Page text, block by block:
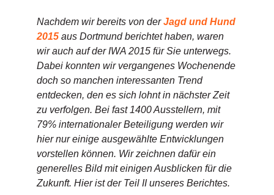
Nachdem wir bereits von derJagd und Hund
2015aus Dortmund berichtet haben, waren
wir auch auf der IWA 2015 für Sie unterwegs.
Dabei konnten wir vergangenes Wochenende
doch so manchen interessanten Trend
entdecken, den es sich lohnt in nächster Zeit
zu verfolgen. Bei fast 1400 Ausstellern, mit
79% internationaler Beteiligung werden wir
hier nur einige ausgewählte Entwicklungen
vorstellen können. Wir zeichnen dafür ein
generelles Bild mit einigen Ausblicken für die
Zukunft. Hier ist der Teil II unseres Berichtes.